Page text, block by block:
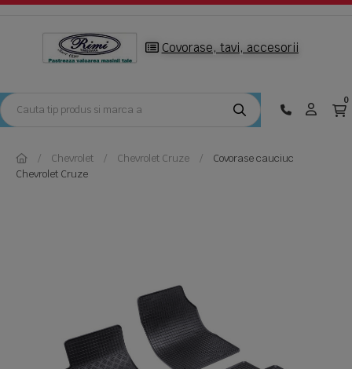
Covorase, tavi, accesorii
0
Chevrolet Chevrolet Cruze
Covorase cauciuc
Chevrolet Cruze